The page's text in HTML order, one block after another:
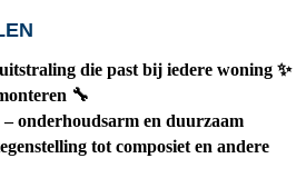
die past bij iedere woning ✨
🔧
onderhoudsarm en duurzaam
tot composiet en andere